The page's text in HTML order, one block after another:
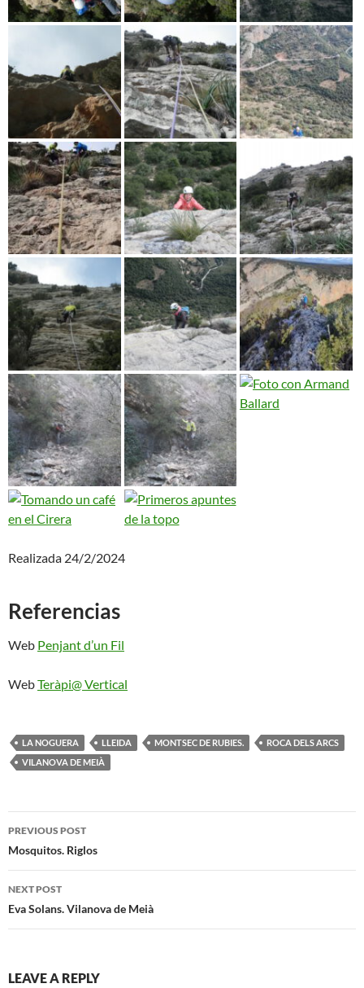
Realizada 24/2/2024
Referencias
Web Penjant d’un Fil
WebTeràpi@ Vertical
LA NOGUERA LLEIDA MONTSEC DE RUBIES.
ROCA DELS ARCS
VILANOVA DE MEIÀ
Post
navigation
PREVIOUS POST
Mosquitos. Riglos
NEXT POST
Eva Solans. Vilanova de Meià
LEAVE A REPLY